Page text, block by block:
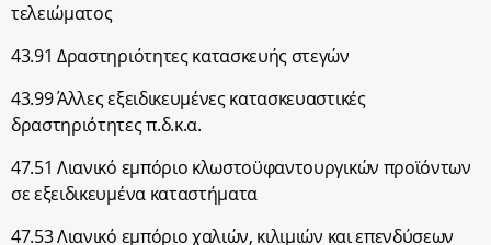
τελειώματος
43.91 Δραστηριότητες κατασκευής στεγών
43.99 Άλλες εξειδικευμένες κατασκευαστικές
δραστηριότητες π.δ.κ.α.
47.51 Λιανικό εμπόριο κλωστοϋφαντουργικών προϊόντων
σε εξειδικευμένα καταστήματα
47.53 Λιανικό εμπόριο χαλιών, κιλιμιών και επενδύσεων